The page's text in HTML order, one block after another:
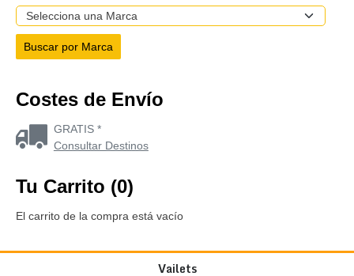
Costes de Envío
GRATIS *
Consultar Destinos
Tu Carrito (0)
El carrito de la compra está vacío
Vailets